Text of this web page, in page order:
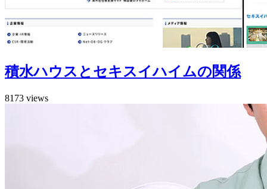
積水ハウスとセキスイハイムの関係
8173 views